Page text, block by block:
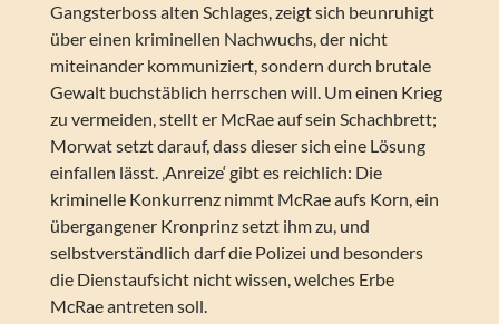
Gangsterboss alten Schlages, zeigt sich beunruhigt
über einen kriminellen Nachwuchs, der nicht
miteinander kommuniziert, sondern durch brutale
Gewalt buchstäblich herrschen will. Um einen Krieg
zu vermeiden, stellt er McRae auf sein Schachbrett;
Morwat setzt darauf, dass dieser sich eine Lösung
einfallen lässt. ‚Anreize‘ gibt es reichlich: Die
kriminelle Konkurrenz nimmt McRae aufs Korn, ein
übergangener Kronprinz setzt ihm zu, und
selbstverständlich darf die Polizei und besonders
die Dienstaufsicht nicht wissen, welches Erbe
McRae antreten soll.